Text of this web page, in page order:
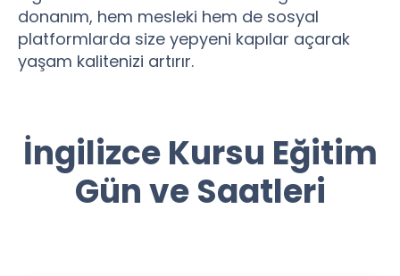
donanım, hem mesleki hem de sosyal
platformlarda size yepyeni kapılar açarak
yaşam kalitenizi artırır.
İngilizce Kursu Eğitim
Gün ve Saatleri